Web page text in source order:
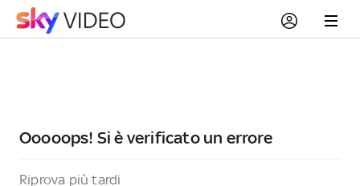
Ooooops! Si è verificato un errore
Riprova più tardi